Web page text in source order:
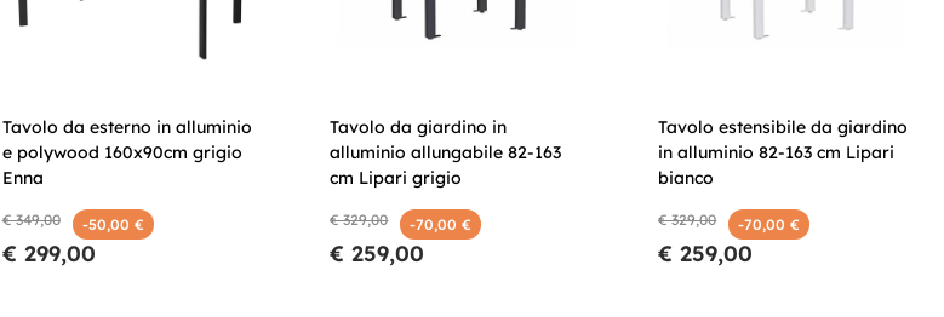
Tavolo da esterno in alluminio
e polywood 160x90cm grigio
Enna
€ 349,00 -50,00 €
€ 299,00
Tavolo da giardino in
alluminio allungabile 82-163
cm Lipari grigio
€ 329,00 -70,00 €
€ 259,00
Tavolo estensibile da giardino
in alluminio 82-163 cm Lipari
bianco
€ 329,00 -70,00 €
€ 259,00